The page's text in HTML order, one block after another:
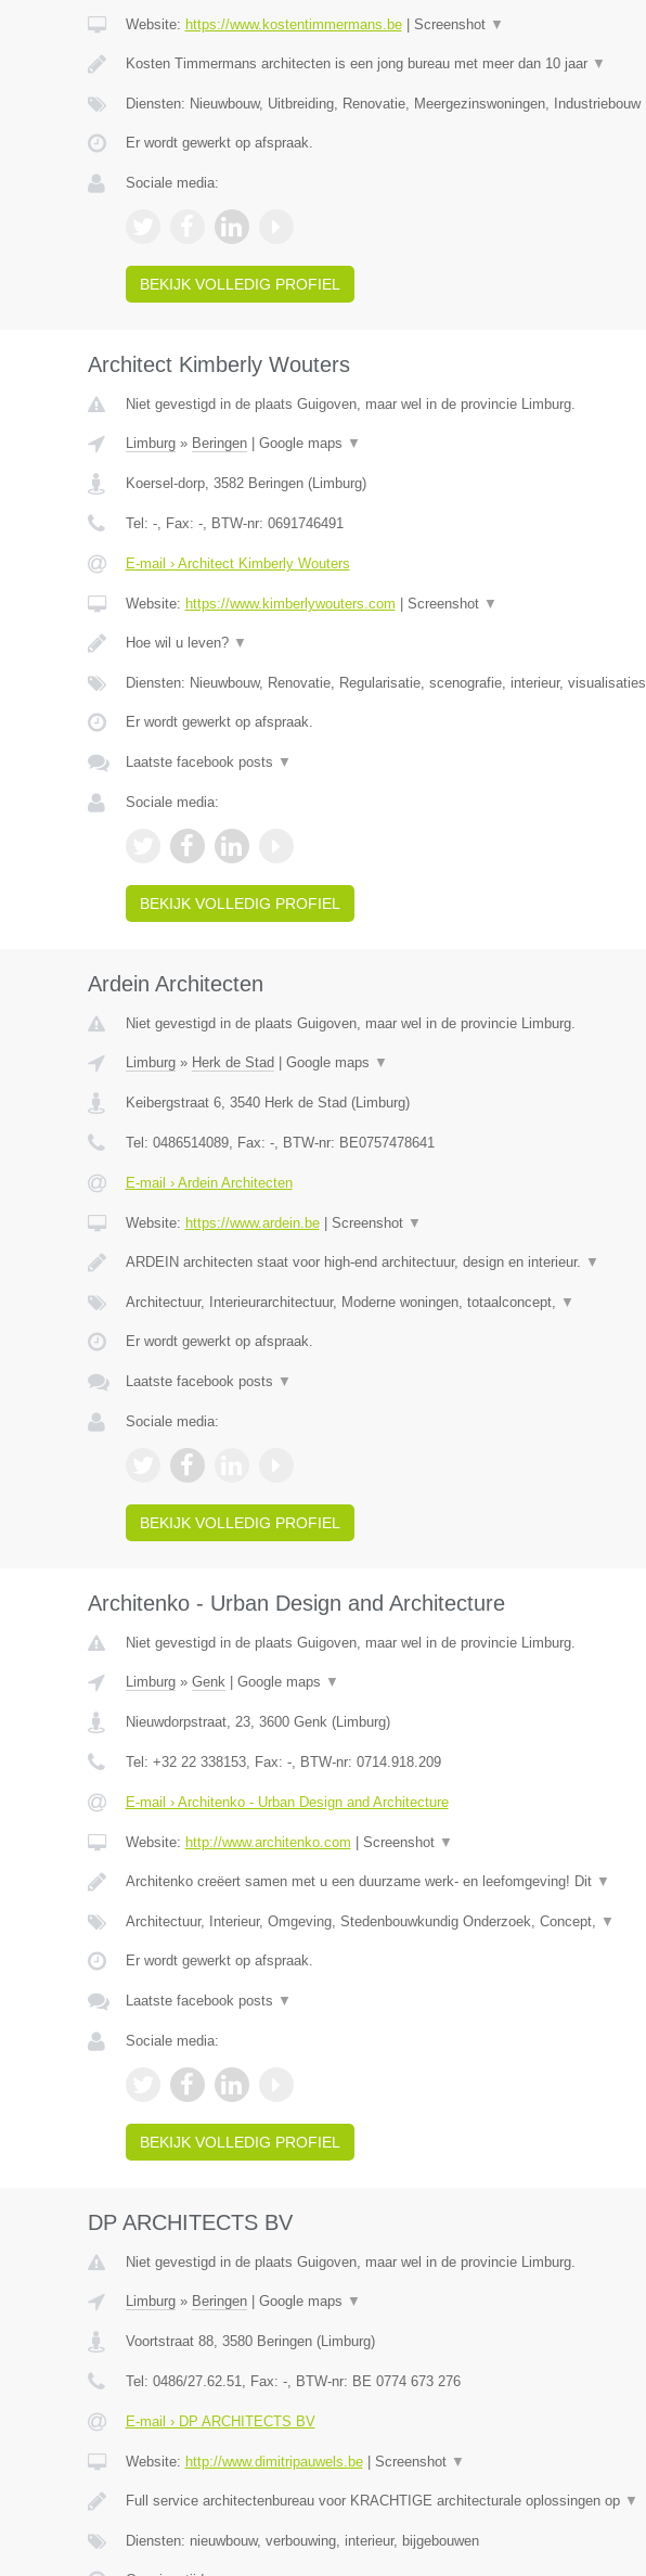
Website: https://www.kostentimmermans.be| Screenshot ▼
Kosten Timmermans architecten is een jong bureau met meer dan 10 jaar ▼
Diensten: Nieuwbouw, Uitbreiding, Renovatie, Meergezinswoningen, Industriebouw
Er wordt gewerkt op afspraak.
Sociale media:
BEKIJK VOLLEDIG PROFIEL
Architect Kimberly Wouters
Niet gevestigd in de plaats Guigoven, maar wel in de provincie Limburg.
Limburg» Beringen| Google maps ▼
Koersel-dorp, 3582 Beringen(Limburg)
Tel: -, Fax: -, BTW-nr: 0691746491
E-mail › Architect Kimberly Wouters
Website: https://www.kimberlywouters.com Screenshot ▼
Hoe wil u leven? ▼
Diensten: Nieuwbouw, Renovatie, Regularisatie, scenografie, interieur, visualisaties
Er wordt gewerkt op afspraak.
Laatste facebook posts ▼
Sociale media:
BEKIJK VOLLEDIG PROFIEL
Ardein Architecten
Niet gevestigd in de plaats Guigoven, maar wel in de provincie Limburg.
Limburg» Herk de Stad Google maps ▼
Keibergstraat 6, 3540 Herk de Stad (Limburg)
Tel: 0486514089, Fax: -, BTW-nr: BE0757478641
E-mail › Ardein Architecten
Website: https://www.ardein.be| Screenshot ▼
ARDEIN architecten staat voor high-end architectuur, design en interieur. ▼
Architectuur, Interieurarchitectuur, Moderne woningen, totaalconcept, ▼
Er wordt gewerkt op afspraak.
Laatste facebook posts ▼
Sociale media:
BEKIJK VOLLEDIG PROFIEL
Architenko - Urban Design and Architecture
Niet gevestigd in de plaats Guigoven, maar wel in de provincie Limburg.
Limburg» Genk| Google maps ▼
Nieuwdorpstraat, 23, 3600 Genk(Limburg)
Tel: +32 22 338153, Fax: -, BTW-nr: 0714.918.209
E-mail › Architenko - Urban Design and Architecture
Website: http://www.architenko.com Screenshot ▼
Architenko creëert samen met u een duurzame werk- en leefomgeving! Dit ▼
Architectuur, Interieur, Omgeving, Stedenbouwkundig Onderzoek, Concept, ▼
Er wordt gewerkt op afspraak.
Laatste facebook posts ▼
Sociale media:
BEKIJK VOLLEDIG PROFIEL
DP ARCHITECTS BV
Niet gevestigd in de plaats Guigoven, maar wel in de provincie Limburg.
Limburg» Beringen| Google maps ▼
Voortstraat 88, 3580 Beringen(Limburg)
Tel: 0486/27.62.51, Fax: -, BTW-nr: BE 0774 673 276
E-mail › DP ARCHITECTS BV
Website: http://www.dimitripauwels.be| Screenshot ▼
Full service architectenbureau voor KRACHTIGE architecturale oplossingen op ▼
Diensten: nieuwbouw, verbouwing, interieur, bijgebouwen